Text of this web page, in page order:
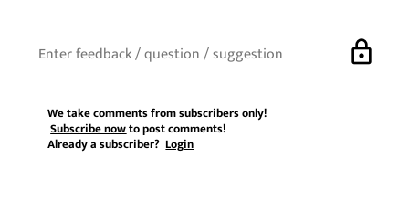
lock
We take comments from subscribers only!
Subscribe nowto post comments!
Already a subscriber?Login